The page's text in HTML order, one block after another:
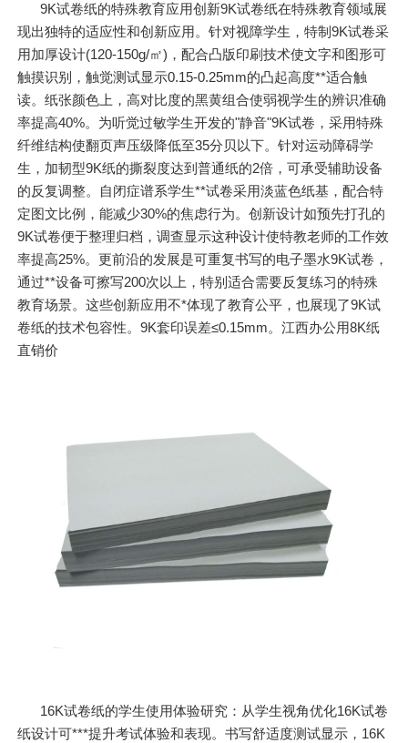
9K试卷纸的特殊教育应用创新9K试卷纸在特殊教育领域展
现出独特的适应性和创新应用。针对视障学生，特制9K试卷采
用加厚设计(120-150g/㎡)，配合凸版印刷技术使文字和图形可
触摸识别，触觉测试显示0.15-0.25mm的凸起高度**适合触
读。纸张颜色上，高对比度的黑黄组合使弱视学生的辨识准确
率提高40%。为听觉过敏学生开发的"静音"9K试卷，采用特殊
纤维结构使翻页声压级降低至35分贝以下。针对运动障碍学
生，加韧型9K纸的撕裂度达到普通纸的2倍，可承受辅助设备
的反复调整。自闭症谱系学生**试卷采用淡蓝色纸基，配合特
定图文比例，能减少30%的焦虑行为。创新设计如预先打孔的
9K试卷便于整理归档，调查显示这种设计使特教老师的工作效
率提高25%。更前沿的发展是可重复书写的电子墨水9K试卷，
通过**设备可擦写200次以上，特别适合需要反复练习的特殊
教育场景。这些创新应用不*体现了教育公平，也展现了9K试
卷纸的技术包容性。9K套印误差≤0.15mm。江西办公用8K纸
直销价
16K试卷纸的学生使用体验研究：从学生视角优化16K试卷
纸设计可***提升考试体验和表现。书写舒适度测试显示，16K